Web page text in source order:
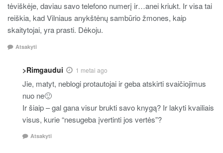
tėviškėje, daviau savo telefono numerį ir…anei kriukt. Ir visa tai
reiškia, kad Vilniaus anykštėnų sambūrio žmones, kaip
skaitytojai, yra prasti. Dėkoju.
Atsakyti
>Rimgaudui 1 metai ago
Jie, matyt, neblogi protautojai ir geba atskirti svaičiojimus
nuo ne🙂
Ir šiaip – gal gana visur brukti savo knygą? Ir lakyti kvailiais
visus, kurie “nesugeba įvertinti jos vertės”?
Atsakyti